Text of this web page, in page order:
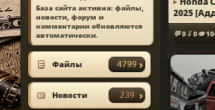
ИЗ МАТЕРИАЛА
1990 Rolls-Royce
Silver Spirit v1.0
тачка
кувыркучая
Viktor Rutskoi
2021-04-12
База сайта активна: файлы,
новости, форум и
комментарии обновляются
автоматически.
Файлы 4799
Новости 239
2025
0 0